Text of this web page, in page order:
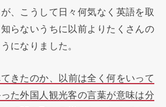
、こうして日々何気なく英語を取
らないうちに以前よりたくさんの
になりました。
てきたのか、以前は全く何をいって
た外国人観光客の言葉が意味は分